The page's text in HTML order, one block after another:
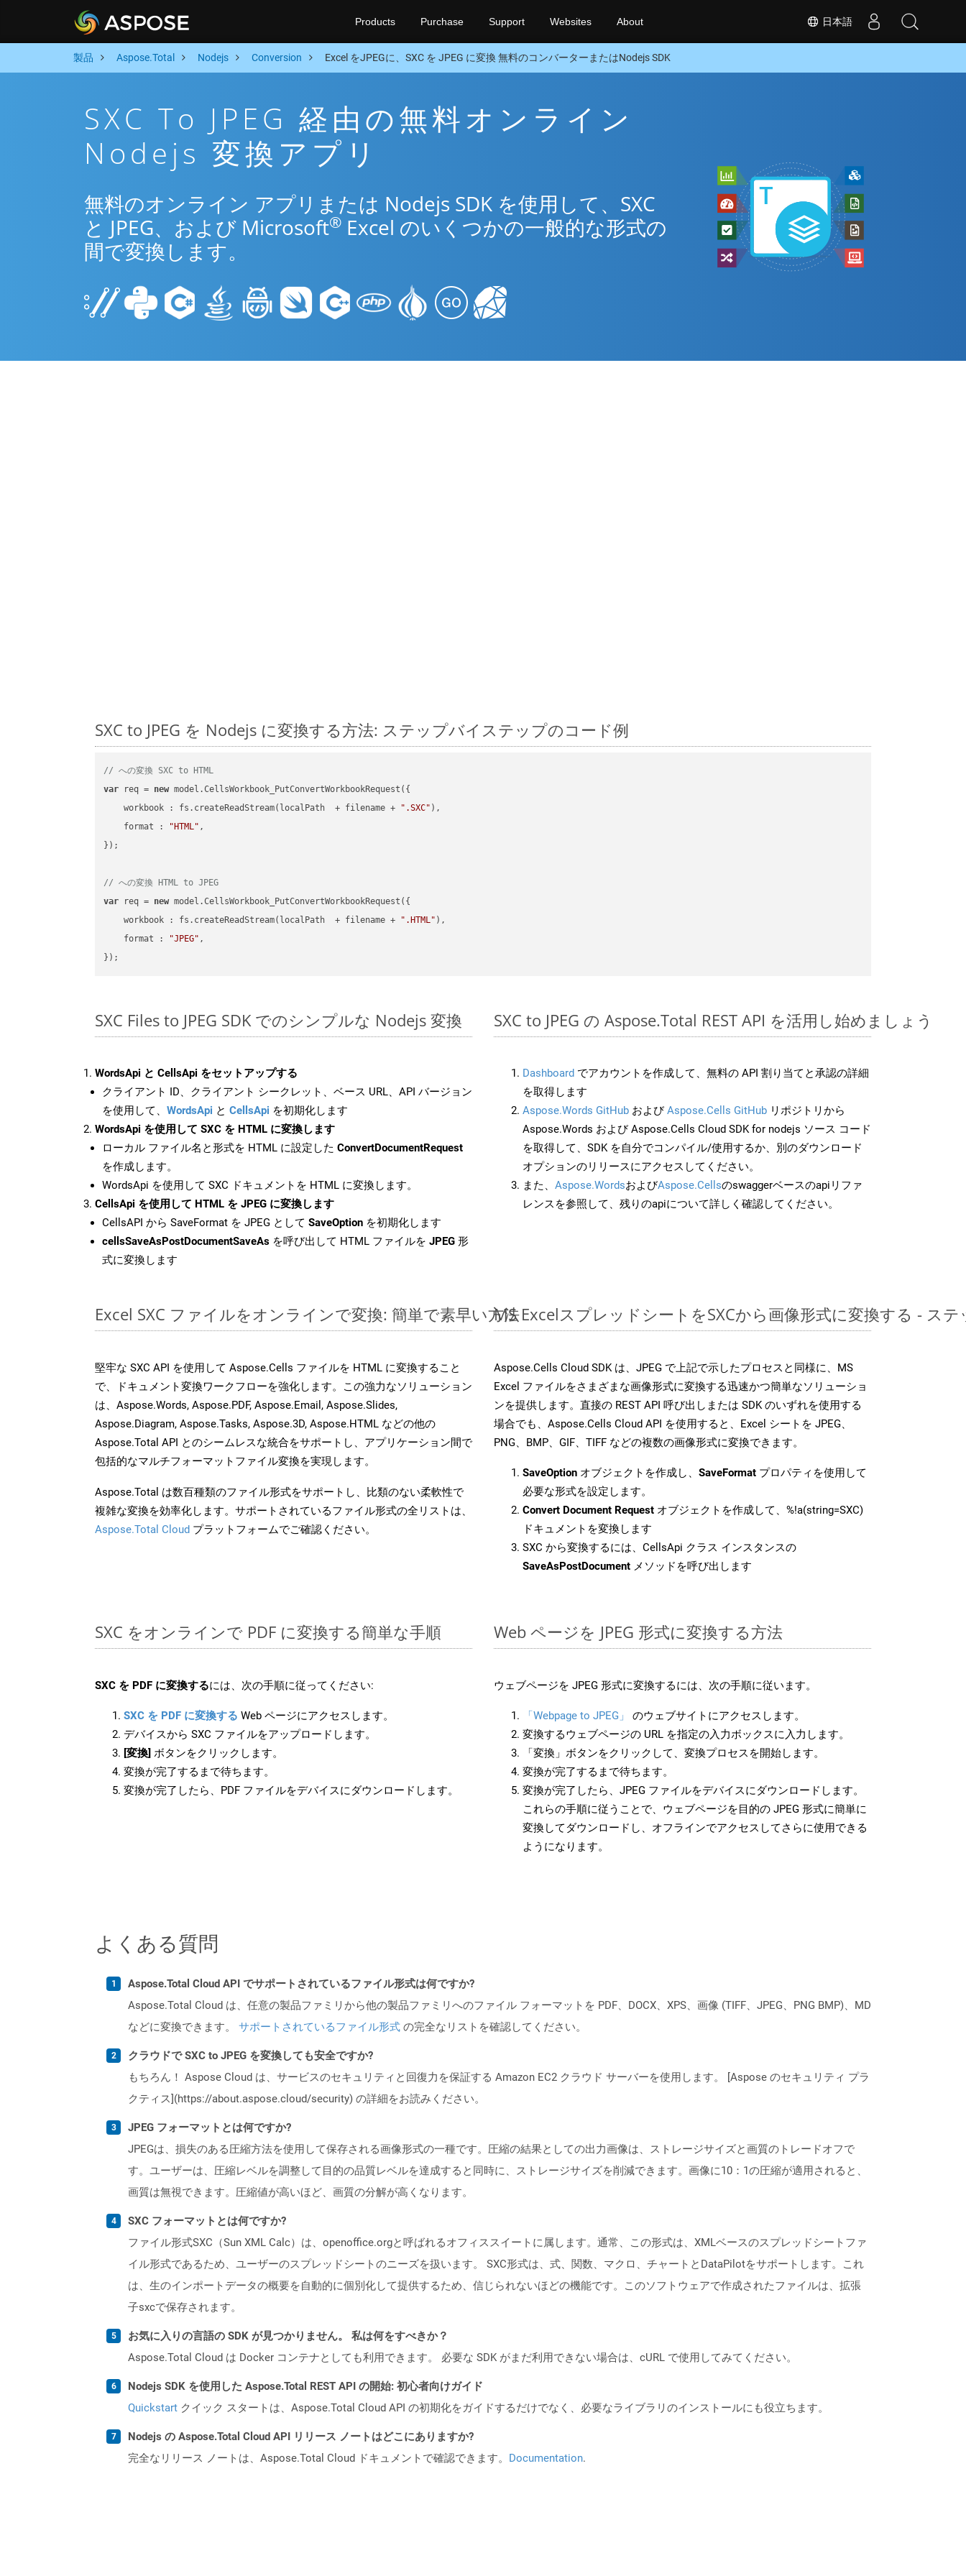
日本語
Products Purchase Support Websites About
製品 Aspose.Total Nodejs Conversion Excel をJPEGに、SXC を JPEG に変換 無料のコンバーターまたはNodejs SDK
SXC To JPEG 経由の無料オンライン
Nodejs 変換アプリ
無料のオンライン アプリまたは Nodejs SDK を使用して、SXC
と JPEG、および Microsoft® Excel のいくつかの一般的な形式の
間で変換します。
SXC to JPEG を Nodejs に変換する方法: ステップバイステップのコード例
// への変換 SXC to HTML
var req = new model.CellsWorkbook_PutConvertWorkbookRequest({
workbook : fs.createReadStream(localPath  + filename + ".SXC" ),
format : "HTML" ,
});
// への変換 HTML to JPEG
var req = new model.CellsWorkbook_PutConvertWorkbookRequest({
workbook : fs.createReadStream(localPath  + filename + ".HTML" ),
format : "JPEG" ,
SXC Files to JPEG SDK でのシンプルな Nodejs 変換
WordsApi と CellsApi をセットアップする
クライアント ID、クライアント シークレット、ベース URL、API バージョン
を使用して、 WordsApi と CellsApi を初期化します
WordsApi を使用して SXC を HTML に変換します
ローカル ファイル名と形式を HTML に設定した ConvertDocumentRequest
を作成します。
WordsApi を使用して SXC ドキュメントを HTML に変換します。
CellsApi を使用して HTML を JPEG に変換します
CellsAPI から SaveFormat を JPEG として SaveOption を初期化します
cellsSaveAsPostDocumentSaveAs を呼び出して HTML ファイルを JPEG 形
式に変換します
SXC to JPEG の Aspose.Total REST API を活用し始めましょう
Dashboard でアカウントを作成して、無料の API 割り当てと承認の詳細
を取得します
Aspose.Words GitHub およびAspose.Cells GitHub リポジトリから
Aspose.Words および Aspose.Cells Cloud SDK for nodejs ソース コード
を取得して、SDK を自分でコンパイル/使用するか、別のダウンロード
オプションのリリースにアクセスしてください。
また、 Aspose.WordsおよびAspose.Cellsのswaggerベースのapiリファ
レンスを参照して、残りのapiについて詳しく確認してください。
Excel SXC ファイルをオンラインで変換: 簡単で素早い方法
堅牢な SXC API を使用して Aspose.Cells ファイルを HTML に変換すること
で、ドキュメント変換ワークフローを強化します。この強力なソリューション
は、Aspose.Words, Aspose.PDF, Aspose.Email, Aspose.Slides,
Aspose.Diagram, Aspose.Tasks, Aspose.3D, Aspose.HTML などの他の
Aspose.Total API とのシームレスな統合をサポートし、アプリケーション間で
包括的なマルチフォーマットファイル変換を実現します。
Aspose.Total は数百種類のファイル形式をサポートし、比類のない柔軟性で
複雑な変換を効率化します。サポートされているファイル形式の全リストは、
Aspose.Total Cloud プラットフォームでご確認ください。
MS ExcelスプレッドシートをSXCから画像形式に変換する - ス
Aspose.Cells Cloud SDK は、JPEG で上記で示したプロセスと同様に、MS
Excel ファイルをさまざまな画像形式に変換する迅速かつ簡単なソリューショ
ンを提供します。直接の REST API 呼び出しまたは SDK のいずれを使用する
場合でも、Aspose.Cells Cloud API を使用すると、Excel シートを JPEG、
PNG、BMP、GIF、TIFF などの複数の画像形式に変換できます。
SaveOption オブジェクトを作成し、 SaveFormat プロパティを使用して
必要な形式を設定します。
Convert Document Request オブジェクトを作成して、%!a(string=SXC)
ドキュメントを変換します
SXC から変換するには、CellsApi クラス インスタンスの
SaveAsPostDocument メソッドを呼び出します
SXC をオンラインで PDF に変換する簡単な手順
SXC を PDF に変換するには、次の手順に従ってください:
SXC を PDF に変換する Web ページにアクセスします。
デバイスから SXC ファイルをアップロードします。
[変換] ボタンをクリックします。
変換が完了するまで待ちます。
変換が完了したら、PDF ファイルをデバイスにダウンロードします。
Web ページを JPEG 形式に変換する方法
ウェブページを JPEG 形式に変換するには、次の手順に従います。
「Webpage to JPEG」
のウェブサイトにアクセスします。
変換するウェブページの URL を指定の入力ボックスに入力します。
「変換」ボタンをクリックして、変換プロセスを開始します。
変換が完了するまで待ちます。
変換が完了したら、JPEG ファイルをデバイスにダウンロードします。
これらの手順に従うことで、ウェブページを目的の JPEG 形式に簡単に
変換してダウンロードし、オフラインでアクセスしてさらに使用できる
ようになります。
よくある質問
Aspose.Total Cloud API でサポートされているファイル形式は何ですか?
Aspose.Total Cloud は、任意の製品ファミリから他の製品ファミリへのファイル フォーマットを PDF、DOCX、XPS、画像 (TIFF、JPEG、PNG BMP)、MD
などに変換できます。 サポートされているファイル形式 の完全なリストを確認してください。
クラウドで SXC to JPEG を変換しても安全ですか?
もちろん！ Aspose Cloud は、サービスのセキュリティと回復力を保証する Amazon EC2 クラウド サーバーを使用します。 [Aspose のセキュリティ プラ
クティス](https://about.aspose.cloud/security) の詳細をお読みください。
JPEG フォーマットとは何ですか?
JPEGは、損失のある圧縮方法を使用して保存される画像形式の一種です。圧縮の結果としての出力画像は、ストレージサイズと画質のトレードオフで
す。ユーザーは、圧縮レベルを調整して目的の品質レベルを達成すると同時に、ストレージサイズを削減できます。画像に10：1の圧縮が適用されると、
画質は無視できます。圧縮値が高いほど、画質の分解が高くなります。
SXC フォーマットとは何ですか?
ファイル形式SXC（Sun XML Calc）は、openoffice.orgと呼ばれるオフィススイートに属します。通常、この形式は、XMLベースのスプレッドシートファ
イル形式であるため、ユーザーのスプレッドシートのニーズを扱います。 SXC形式は、式、関数、マクロ、チャートとDataPilotをサポートします。これ
は、生のインポートデータの概要を自動的に個別化して提供するため、信じられないほどの機能です。このソフトウェアで作成されたファイルは、拡張
子sxcで保存されます。
お気に入りの言語の SDK が見つかりません。 私は何をすべきか？
Aspose.Total Cloud は Docker コンテナとしても利用できます。 必要な SDK がまだ利用できない場合は、cURL で使用してみてください。
Nodejs SDK を使用した Aspose.Total REST API の開始: 初心者向けガイド
Quickstart クイック スタートは、Aspose.Total Cloud API の初期化をガイドするだけでなく、必要なライブラリのインストールにも役立ちます。
Nodejs の Aspose.Total Cloud API リリース ノートはどこにありますか?
完全なリリース ノートは、Aspose.Total Cloud ドキュメントで確認できます。 Documentation.